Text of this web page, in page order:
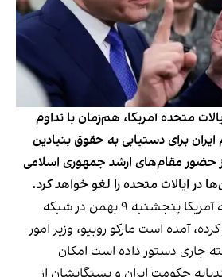
متحده آمریکا، هم‌زمان با تداوم
برای دستیابی به حقوق بنیادین
حضور مقام‌های ارشد جمهوری اسلامی
در ایالات متحده را لغو خواهد کرد.
در پیامی که وزارت خارجه آمریکا پنجشنبه ۹ بهمن در شبکه
آمده است مارکو روبیو، وزیر امور
جاری دستور داده است امکان